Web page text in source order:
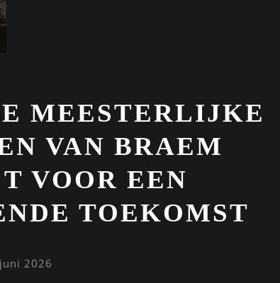
MEESTERLIJKE
VAN BRAEM
VOOR EEN
TOEKOMST
2026